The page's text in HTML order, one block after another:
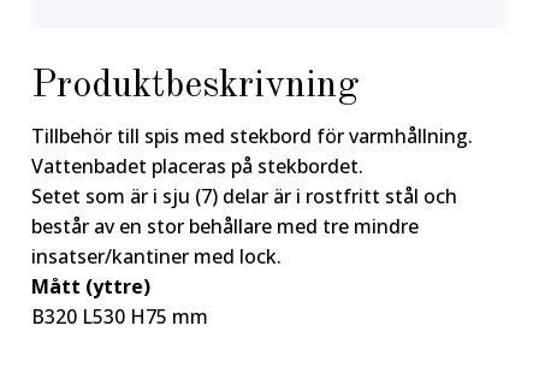
Produktbeskrivning
Tillbehör till spis med stekbord för varmhållning.
Vattenbadet placeras på stekbordet.
Setet som är i sju (7) delar är i rostfritt stål och
består av en stor behållare med tre mindre
insatser/kantiner med lock.
Mått (yttre)
B320 L530 H75 mm